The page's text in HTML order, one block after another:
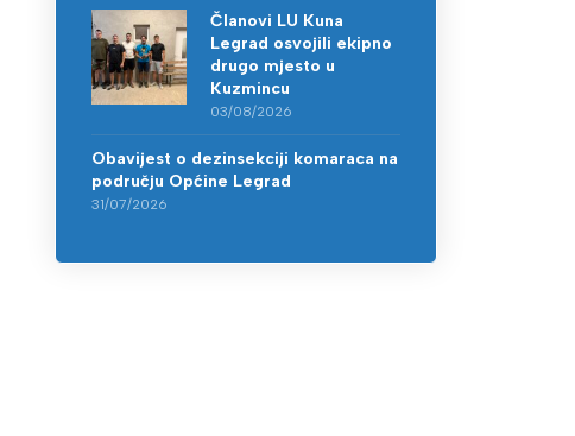
Članovi LU Kuna
Legrad osvojili ekipno
drugo mjesto u
Kuzmincu
03/08/2026
Obavijest o dezinsekciji komaraca na
području Općine Legrad
31/07/2026